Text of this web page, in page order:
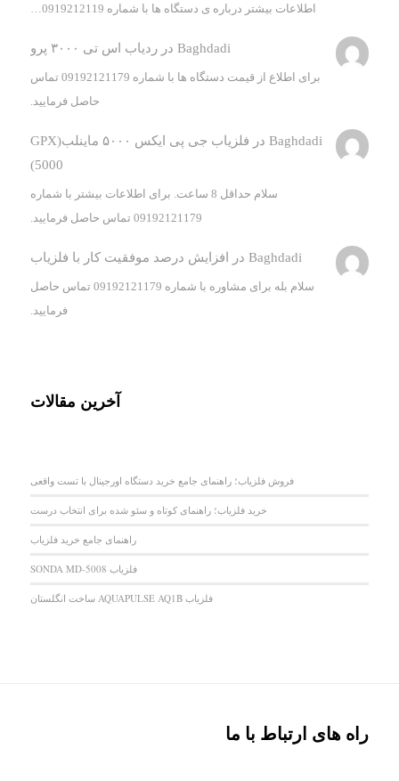
اطلاعات بیشتر درباره ی دستگاه ها با شماره 0919212119…
Baghdadi درردیاب اس تی ۳۰۰۰ پرو
برای اطلاع از قیمت دستگاه ها با شماره 09192121179 تماس
حاصل فرمایید.
Baghdadi در
فلزیاب جی پی ایکس ۵۰۰۰ ماینلب(GPX
5000)
سلام حداقل 8 ساعت. برای اطلاعات بیشتر با شماره
09192121179 تماس حاصل فرمایید.
Baghdadi در افزایش درصد موفقیت کار با فلزیاب
سلام بله برای مشاوره با شماره 09192121179 تماس حاصل
فرمایید.
آخرین مقالات
فروش فلزیاب؛ راهنمای جامع خرید دستگاه اورجینال با تست واقعی
خرید فلزیاب؛ راهنمای کوتاه و سئو شده برای انتخاب درست
راهنمای جامع خرید فلزیاب
فلزیاب SONDA MD-5008
فلزیاب AQUAPULSE AQ1B ساخت انگلستان
راه های ارتباط با ما